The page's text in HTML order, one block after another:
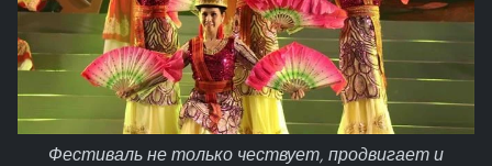
Фестиваль не только чествует, продвигает и